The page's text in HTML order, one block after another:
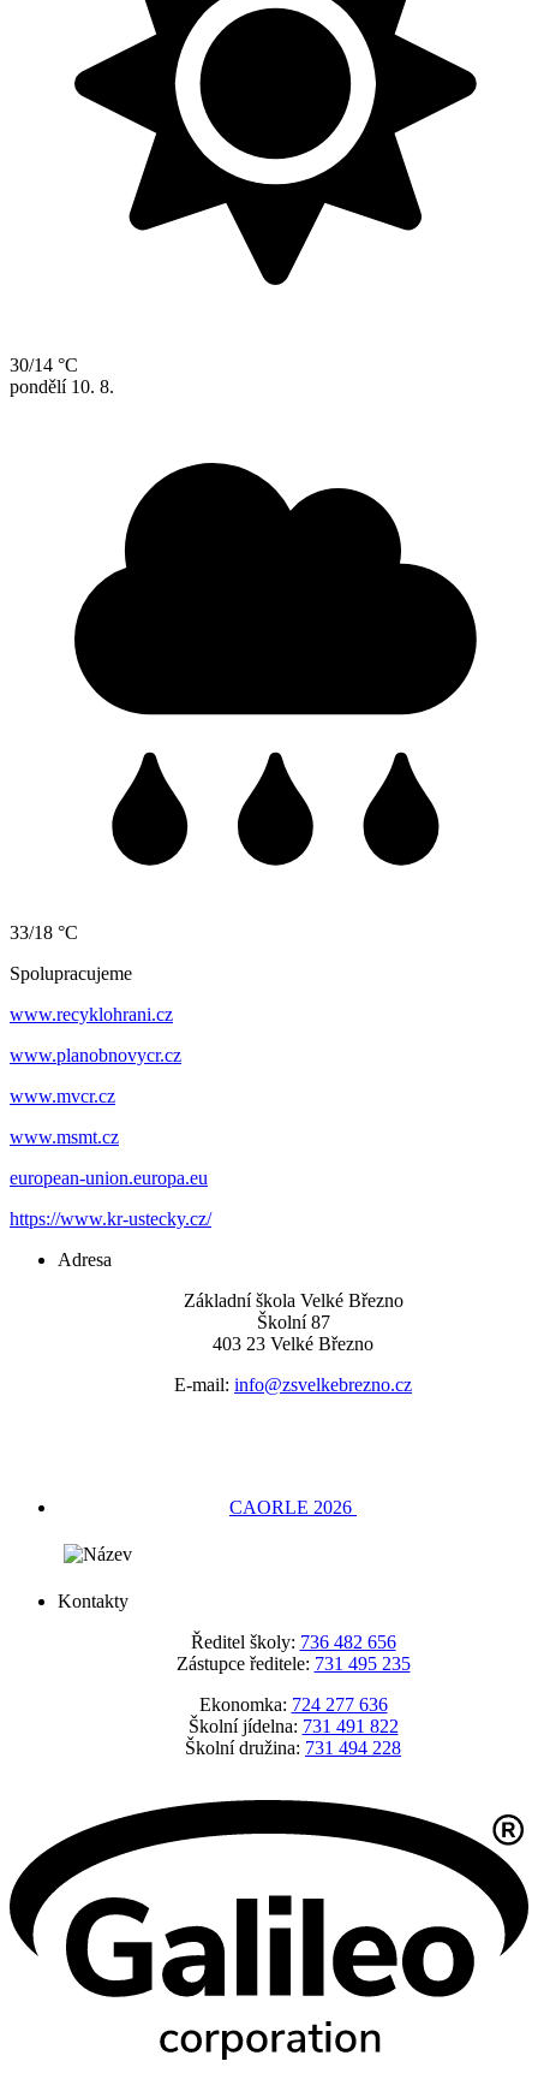
30/14 °C
pondělí 10. 8.
33/18 °C
Spolupracujeme
www.recyklohrani.cz
www.planobnovycr.cz
www.mvcr.cz
www.msmt.cz
european-union.europa.eu
https://www.kr-ustecky.cz/
Adresa
Základní škola Velké Březno
Školní 87
403 23 Velké Březno
E-mail: info@zsvelkebrezno.cz
CAORLE 2026
Kontakty
Ředitel školy: 736 482 656
Zástupce ředitele: 731 495 235
Ekonomka: 724 277 636
Školní jídelna: 731 491 822
Školní družina: 731 494 228